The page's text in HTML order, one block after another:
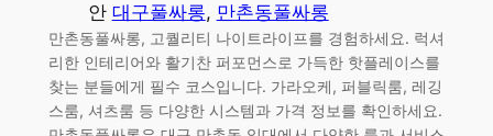
안 대구풀싸롱, 만촌동풀싸롱
만촌동풀싸롱, 고퀄리티 나이트라이프를 경험하세요. 럭셔
리한 인테리어와 활기찬 퍼포먼스로 가득한 핫플레이스를
찾는 분들에게 필수 코스입니다. 가라오케, 퍼블릭룸, 레깅
스룸, 셔츠룸 등 다양한 시스템과 가격 정보를 확인하세요.